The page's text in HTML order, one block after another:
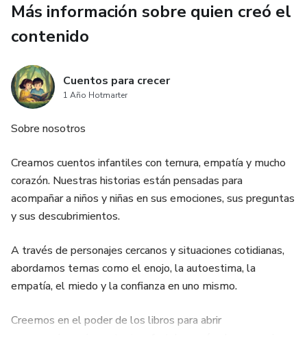
Más información sobre quien creó el
contenido
Cuentos para crecer
1 Año Hotmarter
Sobre nosotros
Creamos cuentos infantiles con ternura, empatía y mucho
corazón. Nuestras historias están pensadas para
acompañar a niños y niñas en sus emociones, sus preguntas
y sus descubrimientos.
A través de personajes cercanos y situaciones cotidianas,
abordamos temas como el enojo, la autoestima, la
empatía, el miedo y la confianza en uno mismo.
Creemos en el poder de los libros para abrir